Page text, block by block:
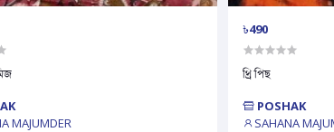
MAJUMDER
৳490
থ্রি পিছ
POSHAK
SAHANA